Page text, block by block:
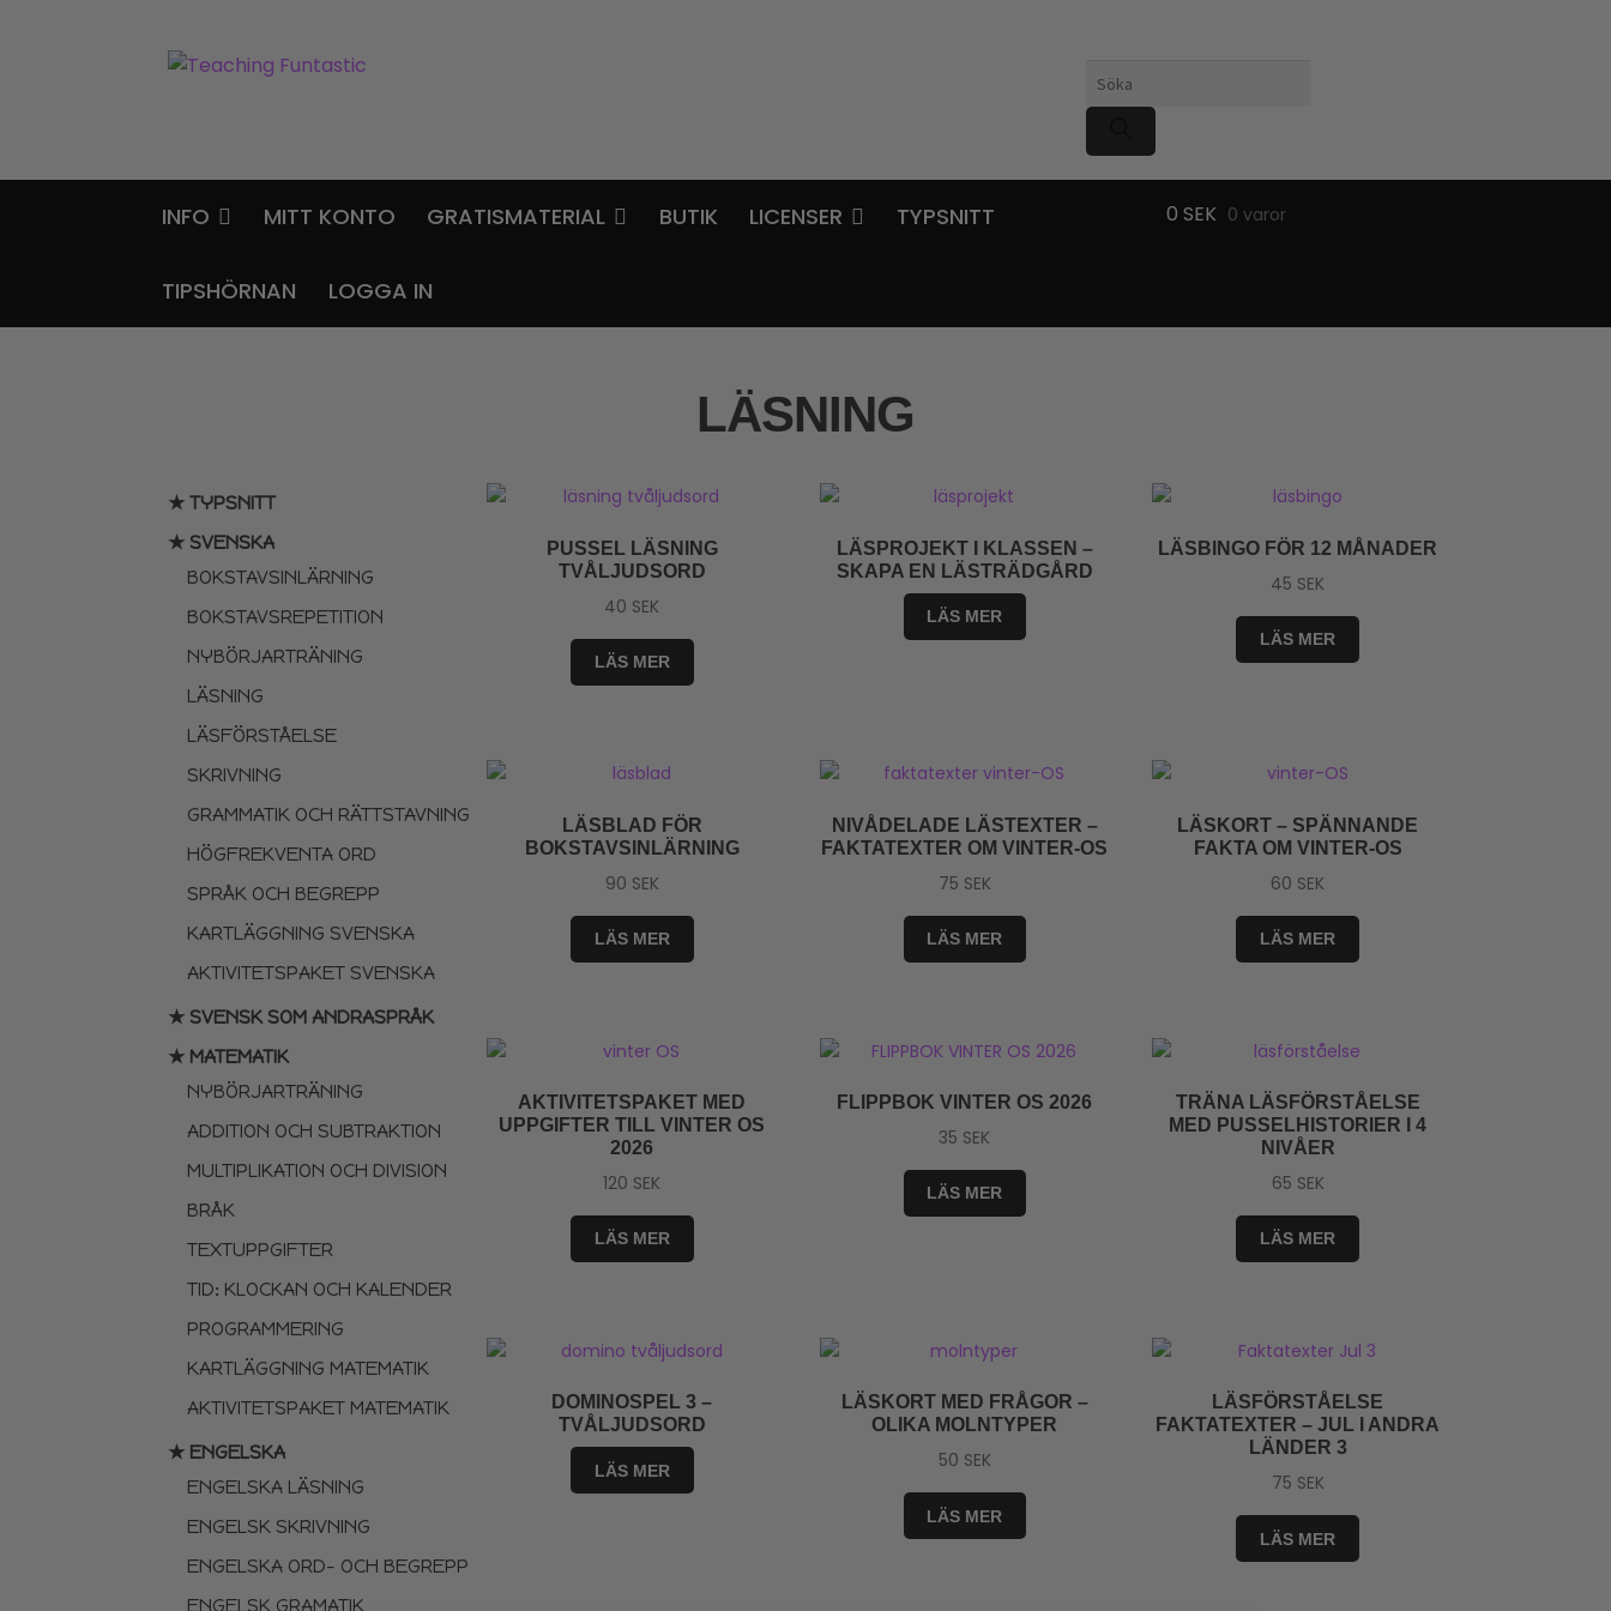
Hoppa
Gå
INFO MITT KONTO GRATISMATERIAL BUTIK LICENSER TYPSNITT
TIPSHÖRNAN LOGGA IN
0 SEK 0 varor
LÄSNING
★ TYPSNITT
★ SVENSKA
BOKSTAVSINLÄRNING
BOKSTAVSREPETITION
NYBÖRJARTRÄNING
LÄSNING
LÄSFÖRSTÅELSE
SKRIVNING
GRAMMATIK OCH RÄTTSTAVNING
HÖGFREKVENTA ORD
SPRÅK OCH BEGREPP
KARTLÄGGNING SVENSKA
AKTIVITETSPAKET SVENSKA
★ SVENSK SOM ANDRASPRÅK
★ MATEMATIK
NYBÖRJARTRÄNING
ADDITION OCH SUBTRAKTION
MULTIPLIKATION OCH DIVISION
BRÅK
TEXTUPPGIFTER
TID: KLOCKAN OCH KALENDER
PROGRAMMERING
KARTLÄGGNING MATEMATIK
AKTIVITETSPAKET MATEMATIK
★ ENGELSKA
ENGELSKA LÄSNING
ENGELSK SKRIVNING
ENGELSKA ORD- OCH BEGREPP
ENGELSK GRAMATIK
PUSSEL LÄSNING
TVÅLJUDSORD
40 SEK
LÄS MER
LÄSPROJEKT I KLASSEN –
SKAPA EN LÄSTRÄDGÅRD
LÄS MER
LÄSBINGO FÖR 12 MÅNADER
45 SEK
LÄS MER
LÄSBLAD FÖR
BOKSTAVSINLÄRNING
90 SEK
LÄS MER
NIVÅDELADE LÄSTEXTER –
FAKTATEXTER OM VINTER-OS
75 SEK
LÄS MER
LÄSKORT – SPÄNNANDE
FAKTA OM VINTER-OS
60 SEK
LÄS MER
AKTIVITETSPAKET MED
UPPGIFTER TILL VINTER OS
2026
120 SEK
LÄS MER
FLIPPBOK VINTER OS 2026
35 SEK
LÄS MER
TRÄNA LÄSFÖRSTÅELSE
MED PUSSELHISTORIER I 4
NIVÅER
65 SEK
LÄS MER
DOMINOSPEL 3 –
TVÅLJUDSORD
LÄS MER
LÄSKORT MED FRÅGOR –
OLIKA MOLNTYPER
50 SEK
LÄS MER
LÄSFÖRSTÅELSE
FAKTATEXTER – JUL I ANDRA
LÄNDER 3
75 SEK
LÄS MER